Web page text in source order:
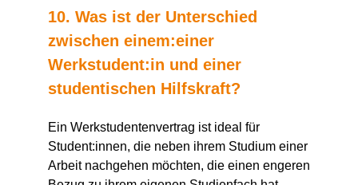
10. Was ist der Unterschied
zwischen einem:einer
Werkstudent:in und einer
studentischen Hilfskraft?
Ein Werkstudentenvertrag ist ideal für
Student:innen, die neben ihrem Studium einer
Arbeit nachgehen möchten, die einen engeren